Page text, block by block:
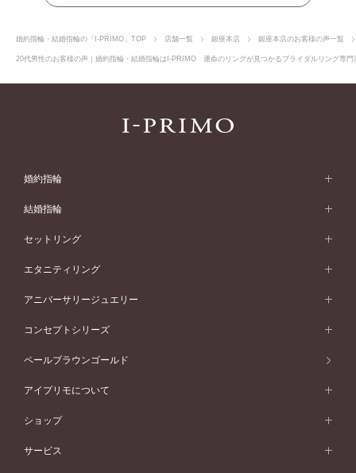
婚約指輪・結婚指輪の「I-PRIMO」TOP 店舗一覧 銀座本店 銀座本店のお客様の声一覧
20代男性のお客様の声｜婚約指輪・結婚指輪はI-PRIMO 運命のリングが見つかるブライダルリング専
婚約指輪
婚約指輪 (エンゲージリング)
婚約指輪一覧
ピンクゴールド
ペールブラウンゴールド
ウェーブライン
V字ライン
ワンサイドメレ
ダブルサイドメレ
シンプル
フェミニン
モード
50万円台～
40万円台～
30万円台～
婚約指輪 人気ランキング
婚約ネックレス
結婚指輪
結婚指輪 (マリッジリング)
結婚指輪一覧
ピンクゴールド
ペールブラウンゴールド
ウェーブライン
V字ライン
ワンメレ
セベラルメレ
シンプル
フェミニン
モード
50万円～
40万円～50万円
セットリング
セットリング
セットリング一覧
ピンクゴールド
ペールブラウンゴールド
エタニティリング
エタニティリング
エタニティリング一覧
ピンクゴールド
ペールブラウンゴールド
アニバーサリージュエリー
アニバーサリージュエリー
アニバーサリージュエリー一覧
ファッションリング
ブレスレット
コンセプトシリーズ
コンセプトシリーズ
オリジンビリーフ
エトワル
ペールブラウンゴールド
アイプリモについて
アイプリモについて
パーソナルハンド診断
ショップ
店舗一覧
サービス